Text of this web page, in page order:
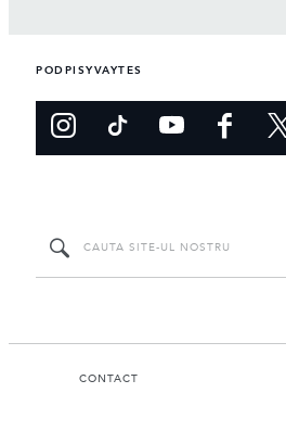
PODPISYVAYTES
CONTACT